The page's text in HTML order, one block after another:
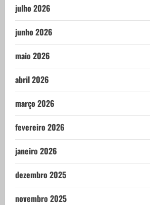
julho 2026
junho 2026
maio 2026
abril 2026
março 2026
fevereiro 2026
janeiro 2026
dezembro 2025
novembro 2025